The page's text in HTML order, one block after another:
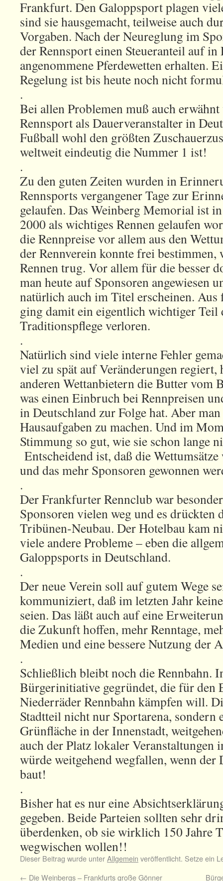
Frankfurt. Den Galoppsport plagen
sind sie hausgemacht, teilweise auch
Vorgaben. Nach der Neureglung im
der Rennsport einen Steueranteil auf in
angenommene Pferdewetten erhalten.
Regelung ist bis heute noch nicht
.
Bei allen Problemen muß auch erwähnt
Rennsport als Dauerveranstalter in
Fußball wohl den größten
weltweit eindeutig die Nummer 1 ist!
.
Zu den guten Zeiten wurden in
Rennsports vergangener Tage zur
gelaufen. Das Weinberg Memorial ist
2000 als wichtiges Rennen gelaufen
die Rennpreise vor allem aus den
der Rennverein konnte frei bestimmen,
Rennen trug. Vor allem für die besser
man heute auf Sponsoren angewiesen
natürlich auch im Titel erscheinen.
ging damit ein eigentlich wichtiger Teil
Traditionspflege verloren.
.
Natürlich sind viele interne Fehler
viel zu spät auf Veränderungen regiert,
anderen Wettanbietern die Butter vom
was einen Einbruch bei Rennpreisen
in Deutschland zur Folge hat. Aber
Hausaufgaben zu machen. Und im
Stimmung so gut, wie sie schon lange
Entscheidend ist, daß die
und das mehr Sponsoren gewonnen
.
Der Frankfurter Rennclub war
Sponsoren vielen weg und es drückten
Tribünen-Neubau. Der Hotelbau kam
viele andere Probleme – eben die
Galoppsports in Deutschland.
.
Der neue Verein soll auf gutem Wege
kommuniziert, daß im letzten Jahr
seien. Das läßt auch auf eine
die Zukunft hoffen, mehr Renntage,
Medien und eine bessere Nutzung der
.
Schließlich bleibt noch die Rennbahn.
Bürgerinitiative gegründet, die für den
Niederräder Rennbahn kämpfen will.
Stadtteil nicht nur Sportarena, sondern
Grünfläche in der Innenstadt,
auch der Platz lokaler Veranstaltungen
würde weitgehend wegfallen, wenn der
baut!
.
Bisher hat es nur eine
gegeben. Beide Parteien sollten sehr
überdenken, ob sie wirklich 150 Jahre
wegwischen wollen!!
Dieser Beitrag wurde unterAllgemein veröffentlicht. Setze ein
← Die Weinbergs – Frankfurts große Gönner